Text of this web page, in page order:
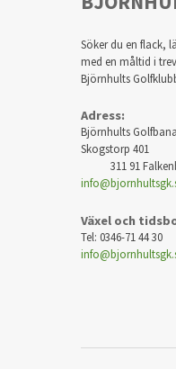
Söker du en flack,
med en måltid i
Björnhults
Adress:
Björnhults
Skogstorp
311 91
Växel och
Tel: 0346-71 44 30